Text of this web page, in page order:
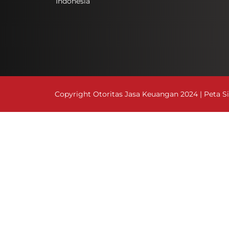
Copyright Otoritas Jasa Keuangan 2024 | Peta